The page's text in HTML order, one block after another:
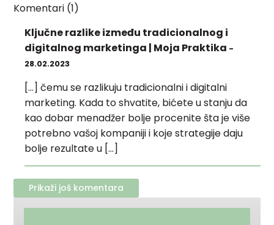
Komentari (1)
Ključne razlike između tradicionalnog i
digitalnog marketinga | Moja Praktika -
28.02.2023
[…] čemu se razlikuju tradicionalni i digitalni
marketing. Kada to shvatite, bićete u stanju da
kao dobar menadžer bolje procenite šta je više
potrebno vašoj kompaniji i koje strategije daju
bolje rezultate u […]
Prikaži još komentara